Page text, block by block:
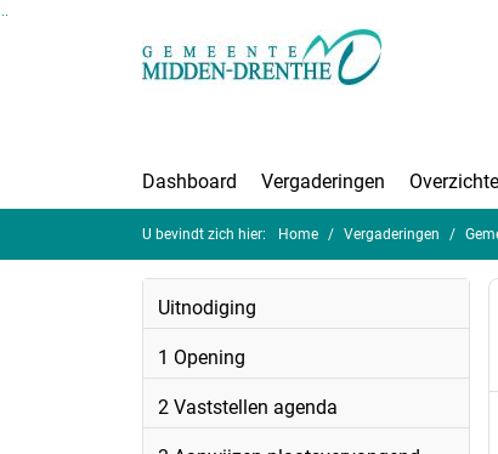
Dashboard Vergaderingen
U bevindt zich hier: Home Vergaderingen
Uitnodiging
1 Opening
2 Vaststellen agenda